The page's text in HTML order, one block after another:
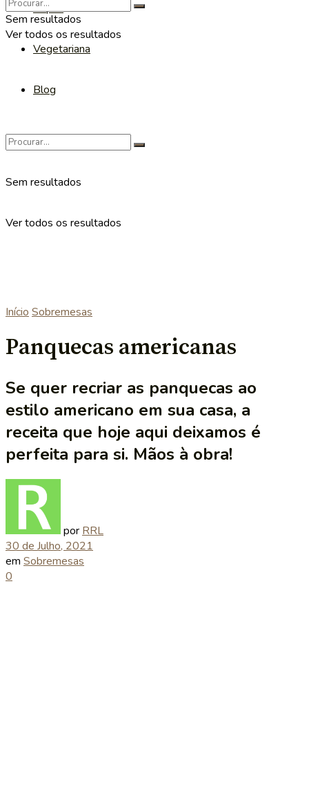
Sopas
Vegetariana
Blog
Sem resultados
Ver todos os resultados
Sem resultados
Ver todos os resultados
Início Sobremesas
Panquecas americanas
Se quer recriar as panquecas ao
estilo americano em sua casa, a
receita que hoje aqui deixamos é
perfeita para si. Mãos à obra!
por RRL
30 de Julho, 2021
em Sobremesas
0